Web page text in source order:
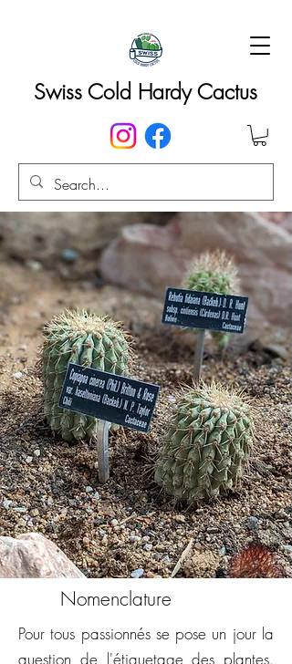
Swiss Cold Hardy Cactus
Nomenclature
Pour tous passionnés se pose un jour la
question de l'étiquetage des plantes.